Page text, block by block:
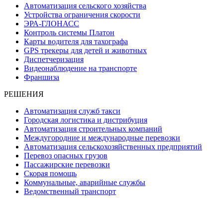
Автоматизация сельского хозяйства
Устройства ограничения скорости
ЭРА-ГЛОНАСС
Контроль системы Платон
Карты водителя для тахографа
GPS трекеры для детей и животных
Диспетчеризация
Видеонаблюдение на транспорте
Франшиза
РЕШЕНИЯ
Автоматизация служб такси
Городская логистика и дистрибуция
Автоматизация строительных компаний
Междугородние и международные перевозки
Автоматизация сельскохозяйственных предприятий
Перевоз опасных грузов
Пассажирские перевозки
Скорая помощь
Коммунальные, аварийные службы
Ведомственный транспорт